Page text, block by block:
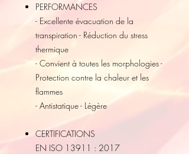
PERFORMANCES
- Excellente évacuation de la
transpiration - Réduction du stress
thermique
- Convient à toutes les morphologies -
Protection contre la chaleur et les
flammes
- Antistatique - Légère
CERTIFICATIONS
EN ISO 13911 : 2017